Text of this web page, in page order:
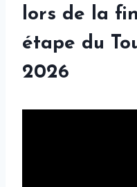
lors de la
étape du
2026